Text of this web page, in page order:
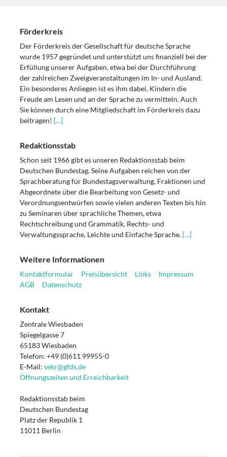
Förderkreis
Der Förderkreis der Gesellschaft für deutsche Sprache
wurde 1957 gegründet und unterstützt uns finanziell bei der
Erfüllung unserer Aufgaben, etwa bei der Durchführung
der zahlreichen Zweigveranstaltungen im In- und Ausland.
Ein besonderes Anliegen ist es ihm dabei, Kindern die
Freude am Lesen und an der Sprache zu vermitteln. Auch
Sie können durch eine Mitgliedschaft im Förderkreis dazu
beitragen! […]
Redaktionsstab
Schon seit 1966 gibt es unseren Redaktionsstab beim
Deutschen Bundestag. Seine Aufgaben reichen von der
Sprachberatung für Bundestagsverwaltung, Fraktionen und
Abgeordnete über die Bearbeitung von Gesetz- und
Verordnungsentwürfen sowie vielen anderen Texten bis hin
zu Seminaren über sprachliche Themen, etwa
Rechtschreibung und Grammatik, Rechts- und
Verwaltungssprache, Leichte und Einfache Sprache. […]
Weitere Informationen
Kontaktformular Preisübersicht Links
Impressum
AGB
Datenschutz
Kontakt
Zentrale Wiesbaden
Spiegelgasse 7
65183 Wiesbaden
Telefon: +49 (0)611 99955-0
E-Mail: sekr@gfds.de
Öffnungszeiten und Erreichbarkeit
Redaktionsstab beim
Deutschen Bundestag
Platz der Republik 1
11011 Berlin